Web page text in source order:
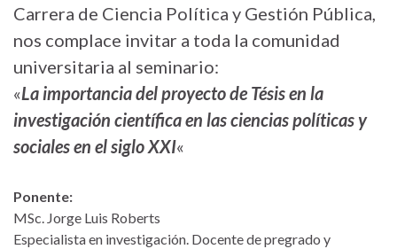
Carrera de Ciencia Política y Gestión Pública,
nos complace invitar a toda la comunidad
universitaria al seminario:
«La importancia del proyecto de Tésis en la
investigación científica en las ciencias políticas y
sociales en el siglo XXI«
Ponente:
MSc. Jorge Luis Roberts
Especialista en investigación. Docente de pregrado y